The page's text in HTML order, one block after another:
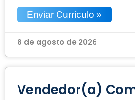
Enviar Currículo »
8 de agosto de 2026
Vendedor(a)